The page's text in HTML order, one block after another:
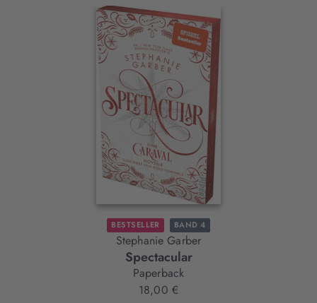
Interaktives
BESTSELLER BAND 4
Stephanie Garber
Spectacular
Paperback
18,00 €